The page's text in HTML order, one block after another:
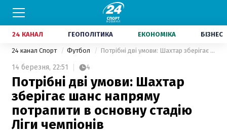
24 КАНАЛ ГЕОПОЛІТИКА ЕКОНОМІКА БІЗНЕС
24 канал Спорт Футбол Потрібні дві умови: Шахтар зберігає шанс напряму потрапити в основну стадію Ліги чемпіонів
14 березня, 22:51 4
Потрібні дві умови: Шахтар
зберігає шанс напряму
потрапити в основну стадію
Ліги чемпіонів